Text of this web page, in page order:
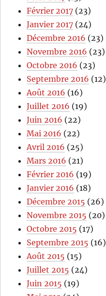
Février 2017 (23)
Janvier 2017 (24)
Décembre 2016 (23)
Novembre 2016 (23)
Octobre 2016 (23)
Septembre 2016 (12)
Août 2016 (16)
Juillet 2016 (19)
Juin 2016 (22)
Mai 2016 (22)
Avril 2016 (25)
Mars 2016 (21)
Février 2016 (19)
Janvier 2016 (18)
Décembre 2015 (26)
Novembre 2015 (20)
Octobre 2015 (17)
Septembre 2015 (16)
Août 2015 (15)
Juillet 2015 (24)
Juin 2015 (19)